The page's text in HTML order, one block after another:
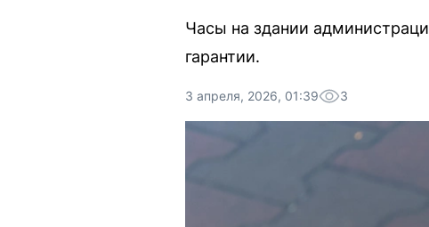
Часы на здании
гарантии.
3 апреля, 2026, 01:39 3